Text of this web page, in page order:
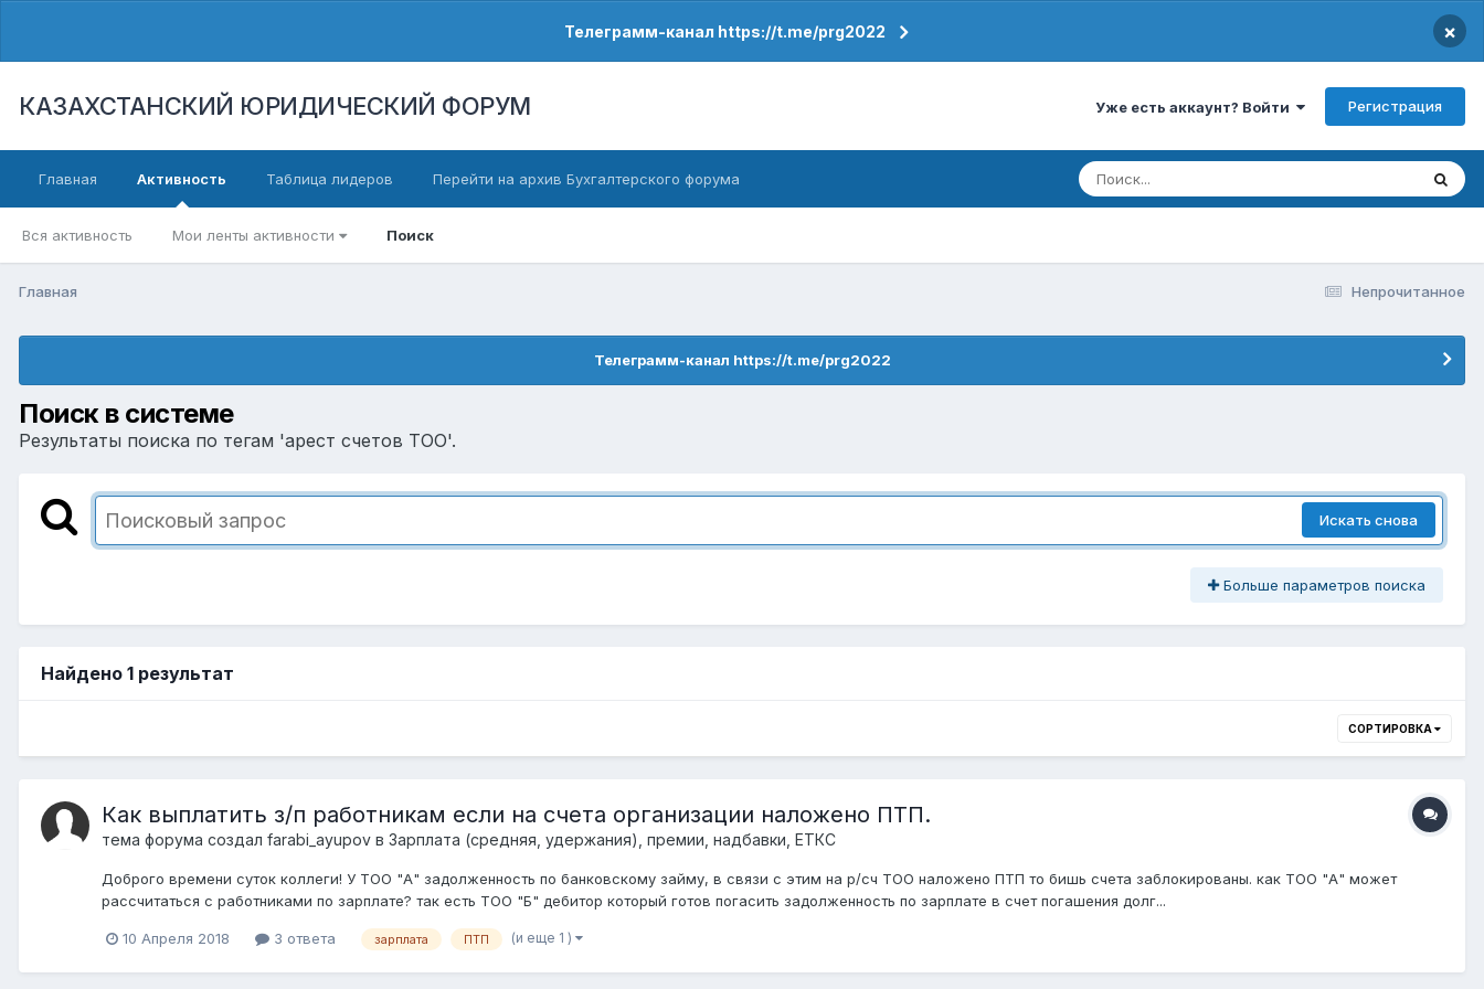
Телеграмм-канал https://t.me/prg2022 ×
КАЗАХСТАНСКИЙ ЮРИДИЧЕСКИЙ ФОРУМ Уже есть аккаунт? Войти Регистрация
Главная Активность
Вся активность Мои ленты активности Поиск
Таблица лидеров Перейти на архив Бухгалтерского форума
Непрочитанное
Главная
Телеграмм-канал https://t.me/prg2022
Поиск в системе
Результаты поиска по тегам 'арест счетов ТОО'.
Искать снова
Больше параметров поиска
Найдено 1 результат
СОРТИРОВКА
Как выплатить з/п работникам если на счета организации наложено ПТП.
тема форума создал farabi_ayupov в Зарплата (средняя, удержания), премии, надбавки, ЕТКС
Доброго времени суток коллеги! У ТОО "А" задолженность по банковскому займу, в связи с этим на р/сч ТОО наложено ПТП то бишь счета заблокированы. как ТОО "А" может
рассчитаться с работниками по зарплате? так есть ТОО "Б" дебитор который готов погасить задолженность по зарплате в счет погашения долг...
10 Апреля 2018 3 ответа зарплата ПТП (и еще 1 )